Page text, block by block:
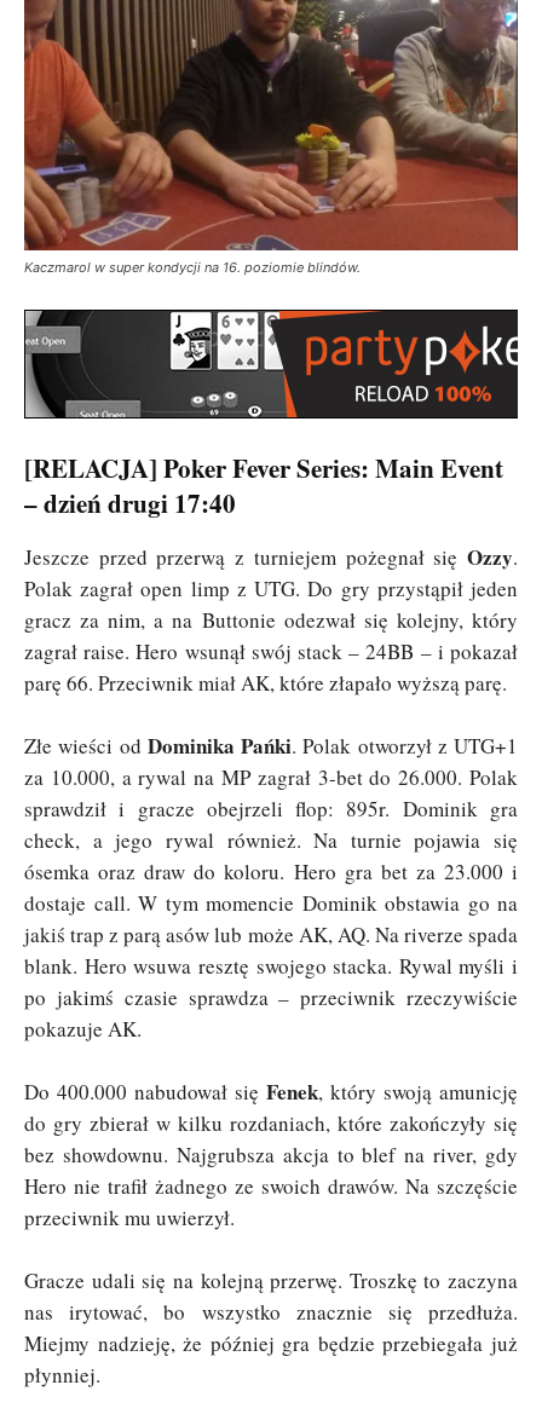
Kaczmarol w super kondycji na 16. poziomie blindów.
[RELACJA] Poker Fever Series: Main Event
– dzień drugi 17:40
Jeszcze przed przerwą z turniejem pożegnał się Ozzy.
Polak zagrał open limp z UTG. Do gry przystąpił jeden
gracz za nim, a na Buttonie odezwał się kolejny, który
zagrał raise. Hero wsunął swój stack – 24BB – i pokazał
parę 66. Przeciwnik miał AK, które złapało wyższą parę.
Złe wieści od Dominika Pańki. Polak otworzył z UTG+1
za 10.000, a rywal na MP zagrał 3-bet do 26.000. Polak
sprawdził i gracze obejrzeli flop: 895r. Dominik gra
check, a jego rywal również. Na turnie pojawia się
ósemka oraz draw do koloru. Hero gra bet za 23.000 i
dostaje call. W tym momencie Dominik obstawia go na
jakiś trap z parą asów lub może AK, AQ. Na riverze spada
blank. Hero wsuwa resztę swojego stacka. Rywal myśli i
po jakimś czasie sprawdza – przeciwnik rzeczywiście
pokazuje AK.
Do 400.000 nabudował się Fenek, który swoją amunicję
do gry zbierał w kilku rozdaniach, które zakończyły się
bez showdownu. Najgrubsza akcja to blef na river, gdy
Hero nie trafił żadnego ze swoich drawów. Na szczęście
przeciwnik mu uwierzył.
Gracze udali się na kolejną przerwę. Troszkę to zaczyna
nas irytować, bo wszystko znacznie się przedłuża.
Miejmy nadzieję, że później gra będzie przebiegała już
płynniej.